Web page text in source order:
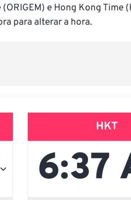
e Hong Kong Time
para alterar a hora.
HKT